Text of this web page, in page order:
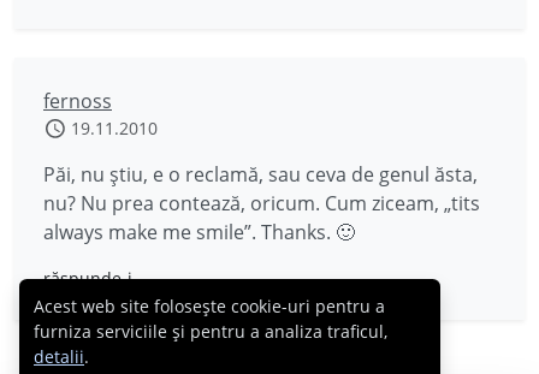
fernoss
19.11.2010
Păi, nu ştiu, e o reclamă, sau ceva de genul ăsta,
nu? Nu prea contează, oricum. Cum ziceam, „tits
always make me smile”. Thanks. 🙂
răspunde-i
Acest web site folosește cookie-uri pentru a
furniza serviciile și pentru a analiza traficul,
detalii.